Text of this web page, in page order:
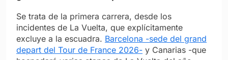
Se trata de la primera carrera, desde los
incidentes de La Vuelta, que explícitamente
excluye a la escuadra. Barcelona -sede del grand
depart del Tour de France 2026- y Canarias -que